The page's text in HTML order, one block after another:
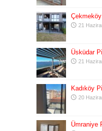
21
Üsküdar
21
Kadıköy
20
Ümraniye